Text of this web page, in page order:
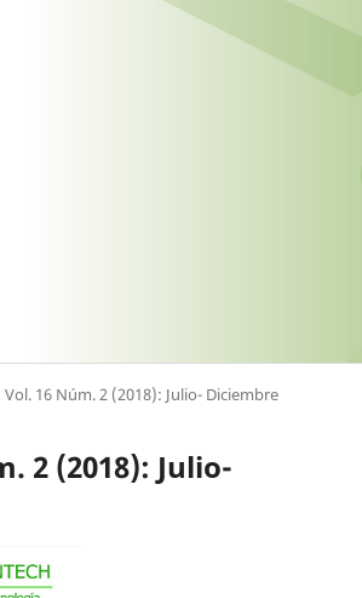
Vol. 16 Núm. 2 (2018): Julio- Diciembre
2 (2018): Julio-